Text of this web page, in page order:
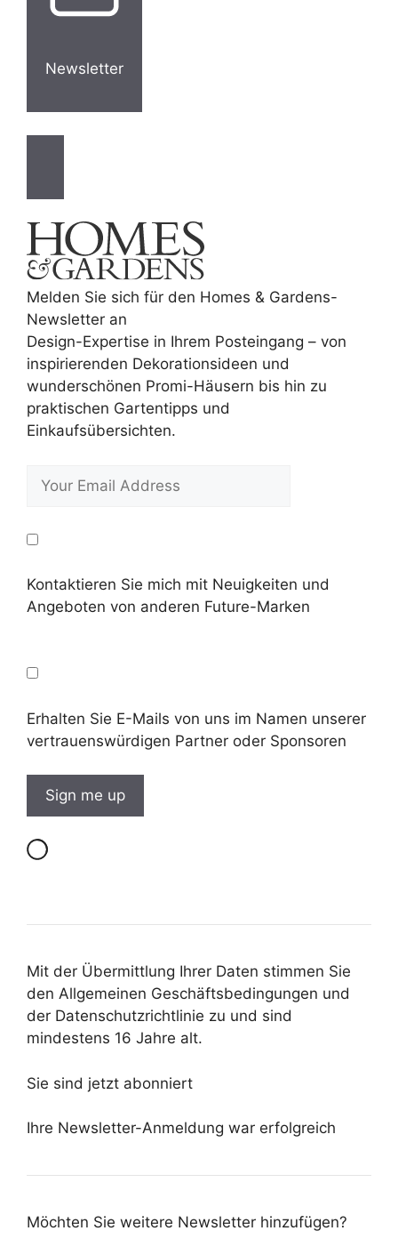
Newsletter
Melden Sie sich für den Homes & Gardens-
Newsletter an
Design-Expertise in Ihrem Posteingang – von
inspirierenden Dekorationsideen und
wunderschönen Promi-Häusern bis hin zu
praktischen Gartentipps und
Einkaufsübersichten.
Kontaktieren Sie mich mit Neuigkeiten und
Angeboten von anderen Future-Marken
Erhalten Sie E-Mails von uns im Namen unserer
vertrauenswürdigen Partner oder Sponsoren
Mit der Übermittlung Ihrer Daten stimmen Sie
den Allgemeinen Geschäftsbedingungen und
der Datenschutzrichtlinie zu und sind
mindestens 16 Jahre alt.
Sie sind jetzt abonniert
Ihre Newsletter-Anmeldung war erfolgreich
Möchten Sie weitere Newsletter hinzufügen?